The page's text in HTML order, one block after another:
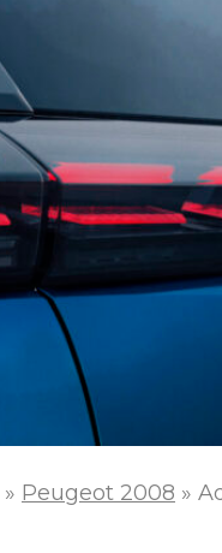
» Peugeot 2008 »